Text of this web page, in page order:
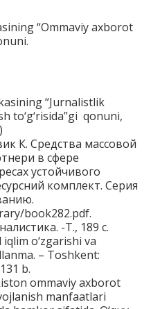
“Ommaviy axborot
“Jurnalistlik
to‘g‘risida”gi qonuni,
К. Средства массовой
в сфере
устойчивого
комплект. Серия
book282.pdf.
-Т., 189 с.
o‘zgarishi va
– Toshkent:
b.
ommaviy axborot
manfaatlari